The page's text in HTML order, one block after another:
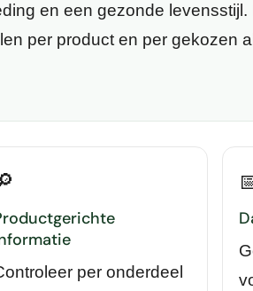
en een gezonde levensstijl.
per product en per gekozen
per onderdeel